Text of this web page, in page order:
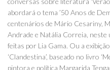
abordará o tema ’50 Anos de
centenários de Mário Cesariny,
Andrade e Natália Correia,
feitas por Lia Gama. Ou a
‘Clandestina’, baseado no livro
pintora e política Margarida